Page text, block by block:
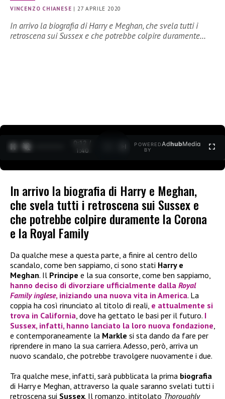
VINCENZO CHIANESE |27 APRILE 2020
In arrivo la biografia di Harry e Meghan, che svela tutti i
retroscena sui Sussex e che potrebbe colpire duramente…
0:12 /
1:40
POWERED
BY
AdhubMedia
In arrivo la biografia di Harry e Meghan,
che svela tutti i retroscena sui Sussex e
che potrebbe colpire duramente la Corona
e la Royal Family
Da qualche mese a questa parte, a finire al centro dello
scandalo, come ben sappiamo, ci sono stati Harry e
Meghan. Il Principe e la sua consorte, come ben sappiamo,
hanno deciso di divorziare ufficialmente dalla Royal
Family inglese, iniziando una nuova vita in America. La
coppia ha così rinunciato al titolo di reali, e attualmente si
trova in California, dove ha gettato le basi per il futuro. I
Sussex, infatti, hanno lanciato la loro nuova fondazione,
e contemporaneamente la Markle si sta dando da fare per
riprendere in mano la sua carriera. Adesso, però, arriva un
nuovo scandalo, che potrebbe travolgere nuovamente i due.
Tra qualche mese, infatti, sarà pubblicata la prima biografia
di Harry e Meghan, attraverso la quale saranno svelati tutti i
retroscena sui Sussex. Il romanzo, intitolato Thoroughly